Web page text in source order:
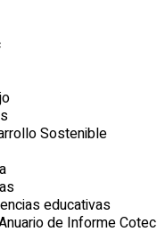
Sostenible
educativas
de Informe Cotec